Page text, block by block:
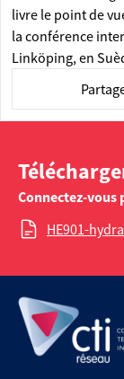
livre le point de
la conférence
Linköping, en
Connectez-vous
HE901-